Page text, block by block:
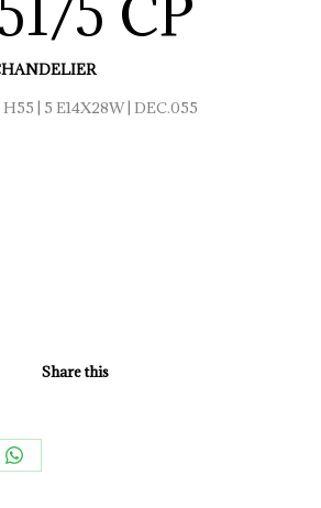
5 CP
| 5 E14X28W | DEC.055
Share this
Share